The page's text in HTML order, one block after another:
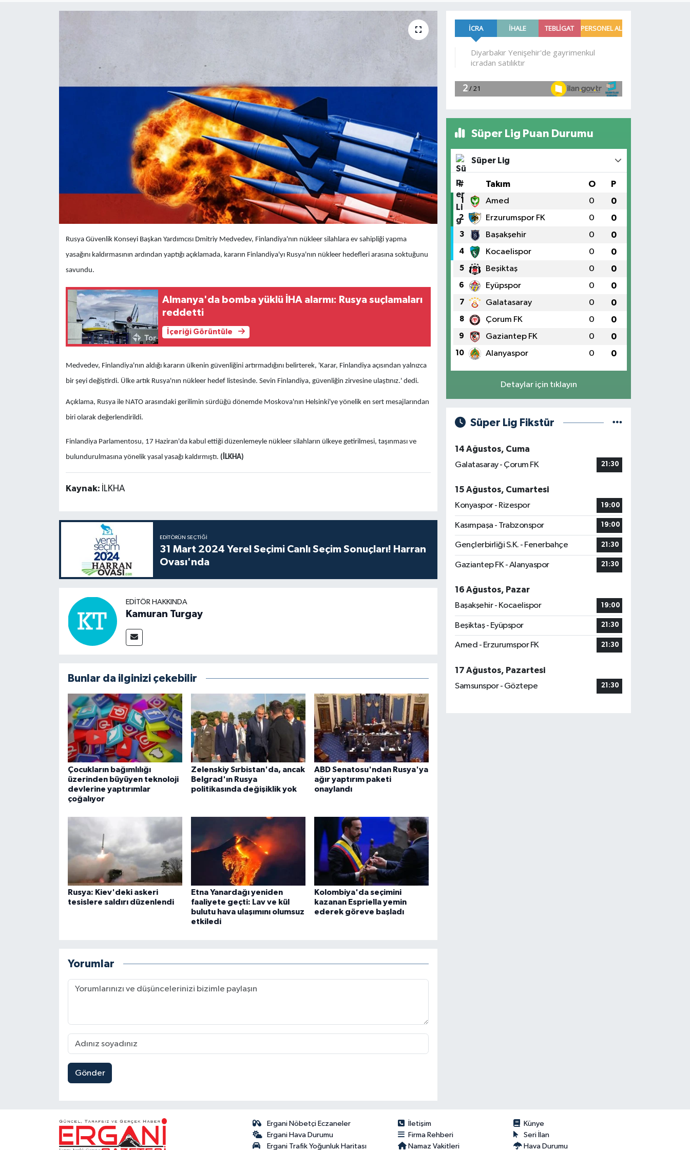
Rusya Güvenlik Konseyi Başkan Yardımcısı Dmitriy Medvedev, Finlandiya'nın nükleer silahlara ev sahipliği yapma
yasağını kaldırmasının ardından yaptığı açıklamada, kararın Finlandiya'yı Rusya'nın nükleer hedefleri arasına soktuğunu
savundu.
Almanya'da bomba yüklü İHA alarmı: Rusya suçlamaları
reddetti
İçeriği Görüntüle
Medvedev, Finlandiya'nın aldığı kararın ülkenin güvenliğini artırmadığını belirterek, 'Karar, Finlandiya açısından yalnızca
bir şeyi değiştirdi. Ülke artık Rusya'nın nükleer hedef listesinde. Sevin Finlandiya, güvenliğin zirvesine ulaştınız.' dedi.
Açıklama, Rusya ile NATO arasındaki gerilimin sürdüğü dönemde Moskova'nın Helsinki'ye yönelik en sert mesajlarından
biri olarak değerlendirildi.
Finlandiya Parlamentosu, 17 Haziran'da kabul ettiği düzenlemeyle nükleer silahların ülkeye getirilmesi, taşınması ve
bulundurulmasına yönelik yasal yasağı kaldırmıştı. (İLKHA)
Kaynak: İLKHA
EDITÖRÜN SEÇTIĞI
31 Mart 2024 Yerel Seçimi Canlı Seçim Sonuçları! Harran
Ovası'nda
EDITÖR HAKKINDA
Kamuran Turgay
Bunlar da ilginizi çekebilir
Çocukların bağımlılığı
üzerinden büyüyen teknoloji
devlerine yaptırımlar
çoğalıyor
Zelenskiy Sırbistan'da, ancak
Belgrad'ın Rusya
politikasında değişiklik yok
ABD Senatosu'ndan Rusya'ya
ağır yaptırım paketi
onaylandı
Rusya: Kiev'deki askeri
tesislere saldırı düzenlendi
Etna Yanardağı yeniden
faaliyete geçti: Lav ve kül
bulutu hava ulaşımını olumsuz
etkiledi
Kolombiya'da seçimini
kazanan Espriella yemin
ederek göreve başladı
Yorumlar
Gönder
Süper Lig Puan Durumu
Süper Lig
# Takım O P
1 Amed 0 0
2 Erzurumspor FK 0 0
3 Başakşehir 0 0
4 Kocaelispor 0 0
5 Beşiktaş 0 0
6 Eyüpspor 0 0
7 Galatasaray 0 0
8 Çorum FK 0 0
9 Gaziantep FK 0 0
10 Alanyaspor 0 0
Detaylar için tıklayın
Süper Lig Fikstür
14 Ağustos, Cuma
Galatasaray - Çorum FK
21:30
15 Ağustos, Cumartesi
Konyaspor - Rizespor
19:00
Kasımpaşa - Trabzonspor 19:00
Gençlerbirliği S.K. - Fenerbahçe 21:30
Gaziantep FK - Alanyaspor 21:30
16 Ağustos, Pazar
Başakşehir - Kocaelispor
19:00
Beşiktaş - Eyüpspor 21:30
Amed - Erzurumspor FK 21:30
17 Ağustos, Pazartesi
Samsunspor - Göztepe
21:30
Ergani Nöbetçi Eczaneler
Ergani Hava Durumu
Ergani Trafik Yoğunluk Haritası
İletişim
Künye
Firma Rehberi
Seri İlan
Namaz Vakitleri
Hava Durumu